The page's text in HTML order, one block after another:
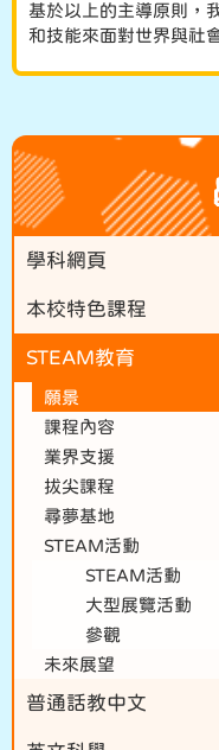
基於以上的主導原則，
和技能來面對世界與社
學科網頁
本校特色課程
STEAM教育
願景
課程內容
業界支援
拔尖課程
尋夢基地
STEAM活動
STEAM活動
大型展覽活動
參觀
未來展望
普通話教中文